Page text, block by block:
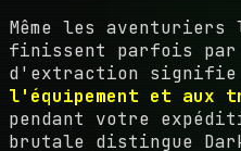
Même les
finissent parfois par
d'extraction signifie
l'équipement et aux
pendant votre
brutale distingue